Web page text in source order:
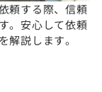
頼する際、信頼
。安心して依頼
解説します。